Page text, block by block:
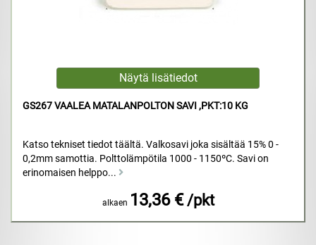
GS267 VAALEA MATALANPOLTON SAVI ,PKT:10 KG
Katso tekniset tiedot täältä. Valkosavi joka sisältää 15% 0 -
0,2mm samottia. Polttolämpötila 1000 - 1150ºC. Savi on
erinomaisen helppo...
alkaen 13,36 € /pkt